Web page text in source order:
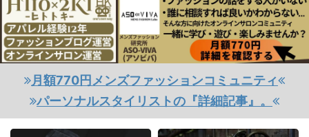
月額770円メンズファッションコミュニティ
パーソナルスタイリストの『詳細記事』。